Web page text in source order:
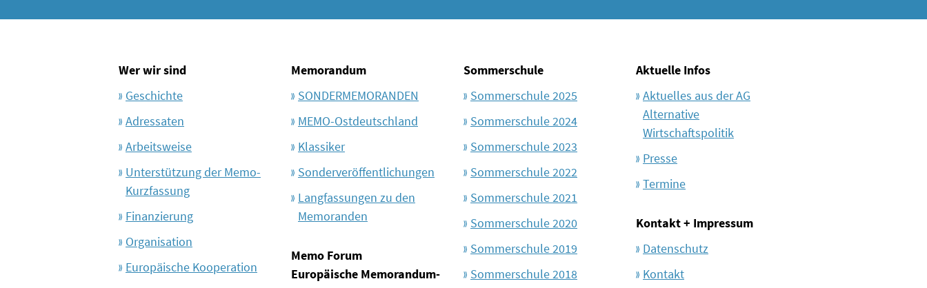
Wer wir sind
Geschichte
Adressaten
Arbeitsweise
Unterstützung der Memo-
Kurzfassung
Finanzierung
Organisation
Europäische Kooperation
Memorandum
SONDERMEMORANDEN
MEMO-Ostdeutschland
Klassiker
Sonderveröffentlichungen
Langfassungen zu den
Memoranden
Memo Forum
Europäische Memorandum-
Sommerschule
Sommerschule 2025
Sommerschule 2024
Sommerschule 2023
Sommerschule 2022
Sommerschule 2021
Sommerschule 2020
Sommerschule 2019
Sommerschule 2018
Aktuelle Infos
Aktuelles aus der AG
Alternative
Wirtschaftspolitik
Presse
Termine
Kontakt + Impressum
Datenschutz
Kontakt